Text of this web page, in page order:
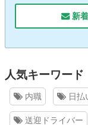
新
人気キーワード
内職 日払
送迎ドライバー